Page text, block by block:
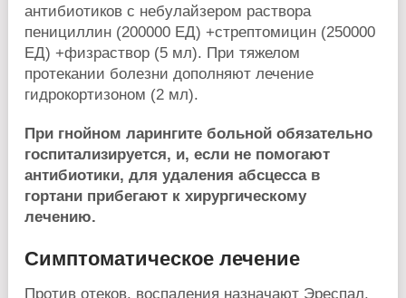
антибиотиков с небулайзером раствора
пенициллин (200000 ЕД) +стрептомицин (250000
ЕД) +физраствор (5 мл). При тяжелом
протекании болезни дополняют лечение
гидрокортизоном (2 мл).
При гнойном ларингите больной обязательно
госпитализируется, и, если не помогают
антибиотики, для удаления абсцесса в
гортани прибегают к хирургическому
лечению.
Симптоматическое лечение
Против отеков, воспаления назначают Эреспал,